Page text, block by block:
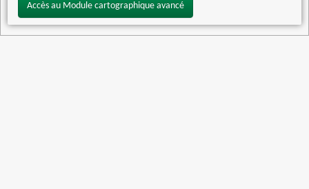
Accès au Module cartographique avancé